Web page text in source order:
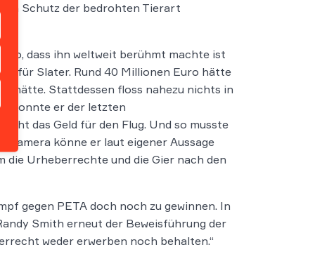
Schutz der bedrohten Tierart
dass ihn weltweit berühmt machte ist
für Slater. Rund 40 Millionen Euro hätte
hätte. Stattdessen floss nahezu nichts in
konnte er der letzten
das Geld für den Flug. Und so musste
könne er laut eigener Aussage
Urheberrechte und die Gier nach den
gegen PETA doch noch zu gewinnen. In
Smith erneut der Beweisführung der
weder erwerben noch behalten.“